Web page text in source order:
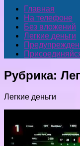
Главная
На телефоне
Без вложений
Легкие деньги
Рубрика:
Легкие деньги